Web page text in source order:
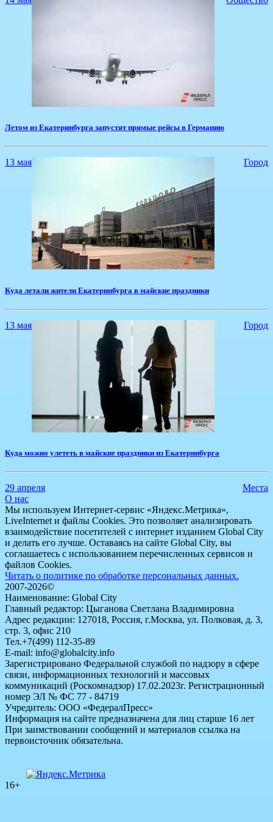
Летом из Екатеринбурга запустят прямые рейсы в Германию
13 мая Город
​Куда летали жители Екатеринбурга в майские праздники
13 мая Город
​Куда можно улететь в майские праздники из Екатеринбурга
29 апреля
Места
О нас
Мы используем Интернет-сервис «Яндекс.Метрика»,
LiveInternet и файлы Cookies. Это позволяет анализировать
взаимодействие посетителей с интернет изданием Global City
и делать его лучше. Оставаясь на сайте Global City, вы
соглашаетесь с использованием перечисленных сервисов и
файлов Cookies.
Читать о политике по обработке персональных данных.
2007-2026©
Наименование: Global City
Главный редактор: Цыганова Светлана Владимировна
Адрес редакции: 127018, Россия, г.Москва, ул. Полковая, д. 3,
стр. 3, офис 210
Тел.+7(499) 112-35-89
E-mail: info@globalcity.info
Зарегистрировано Федеральной службой по надзору в сфере
связи, информационных технологий и массовых
коммуникаций (Роскомнадзор) 17.02.2023г. Регистрационный
номер ЭЛ № ФС 77 - 84719
Учредитель: ООО «ФедералПресс»
Информация на сайте предназначена для лиц старше 16 лет
При заимствовании сообщений и материалов ссылка на
первоисточник обязательна.
16+